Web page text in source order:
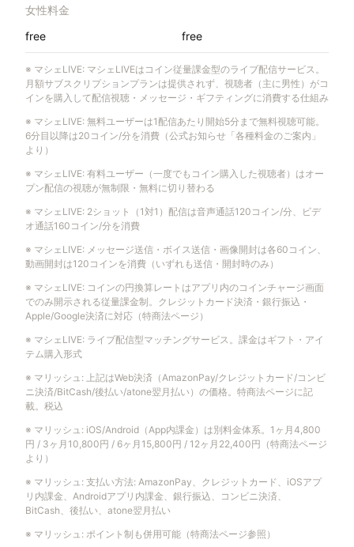
女性料金
free
free
※ マシェLIVE: マシェLIVEはコイン従量課金型のライブ配信サービス。
月額サブスクリプションプランは提供されず、視聴者（主に男性）がコ
インを購入して配信視聴・メッセージ・ギフティングに消費する仕組み
※ マシェLIVE: 無料ユーザーは1配信あたり開始5分まで無料視聴可能。
6分目以降は20コイン/分を消費（公式お知らせ「各種料金のご案内」
より）
※ マシェLIVE: 有料ユーザー（一度でもコイン購入した視聴者）はオー
プン配信の視聴が無制限・無料に切り替わる
※ マシェLIVE: 2ショット（1対1）配信は音声通話120コイン/分、ビデ
オ通話160コイン/分を消費
※ マシェLIVE: メッセージ送信・ボイス送信・画像開封は各60コイン、
動画開封は120コインを消費（いずれも送信・開封時のみ）
※ マシェLIVE: コインの円換算レートはアプリ内のコインチャージ画面
でのみ開示される従量課金制。クレジットカード決済・銀行振込・
Apple/Google決済に対応（特商法ページ）
※ マシェLIVE: ライブ配信型マッチングサービス。課金はギフト・アイ
テム購入形式
※ マリッシュ : 上記はWeb決済（AmazonPay/クレジットカード/コンビ
ニ決済/BitCash/後払い/atone翌月払い）の価格。特商法ページに記
載。税込
※ マリッシュ : iOS/Android（App内課金）は別料金体系。1ヶ月4,800
円 / 3ヶ月10,800円 / 6ヶ月15,800円 / 12ヶ月22,400円（特商法ページ
より）
※ マリッシュ : 支払い方法: AmazonPay、クレジットカード、iOSアプ
リ内課金、Androidアプリ内課金、銀行振込、コンビニ決済、
BitCash、後払い、atone翌月払い
※ マリッシュ : ポイント制も併用可能（特商法ページ参照）